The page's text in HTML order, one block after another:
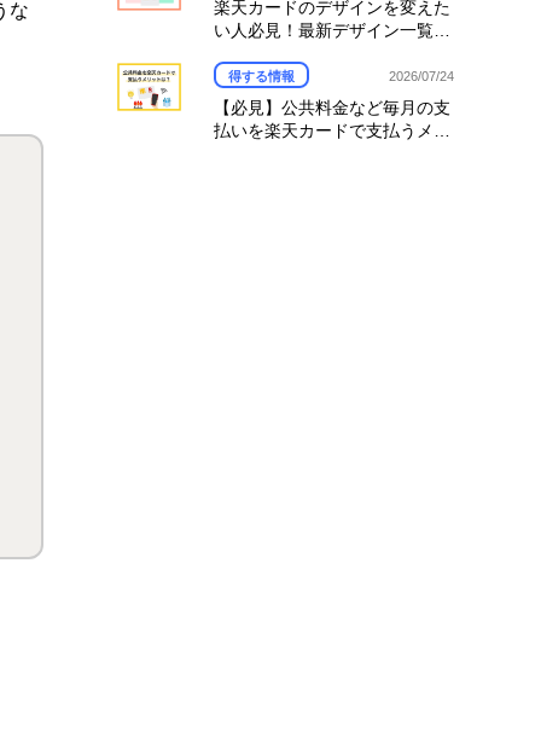
な
楽天カードのデザインを変えた
い人必見！最新デザイン一覧と
得する情報 2026/07/24
【必見】公共料金など毎月の支
払いを楽天カードで支払うメリ